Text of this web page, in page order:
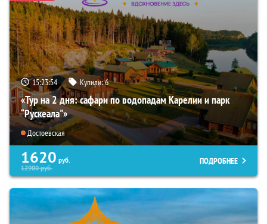
15:23:53 Купили:6
«Тур на 2 дня: сафари по водопадам Карелии и парк
“Рускеала"»
Достоевская
1620 руб.
12900руб.
ПОДРОБНЕЕ